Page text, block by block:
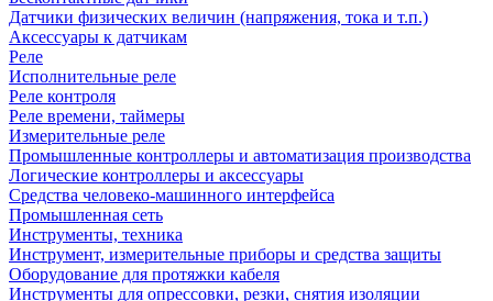
Датчики физических величин (напряжения, тока и т.п.)
Аксессуары к датчикам
Реле
Исполнительные реле
Реле контроля
Реле времени, таймеры
Измерительные реле
Промышленные контроллеры и автоматизация производства
Логические контроллеры и аксессуары
Средства человеко-машинного интерфейса
Промышленная сеть
Инструменты, техника
Инструмент, измерительные приборы и средства защиты
Оборудование для протяжки кабеля
Инструменты для опрессовки, резки, снятия изоляции